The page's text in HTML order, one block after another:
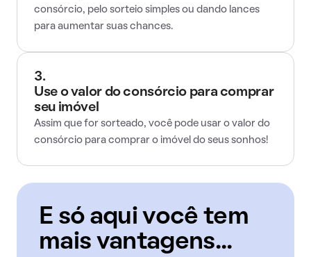
consórcio, pelo sorteio simples ou dando lances
para aumentar suas chances.
3.
Use o valor do consórcio para comprar
seu imóvel
Assim que for sorteado, você pode usar o valor do
consórcio para comprar o imóvel do seus sonhos!
E só aqui você tem
mais vantagens...